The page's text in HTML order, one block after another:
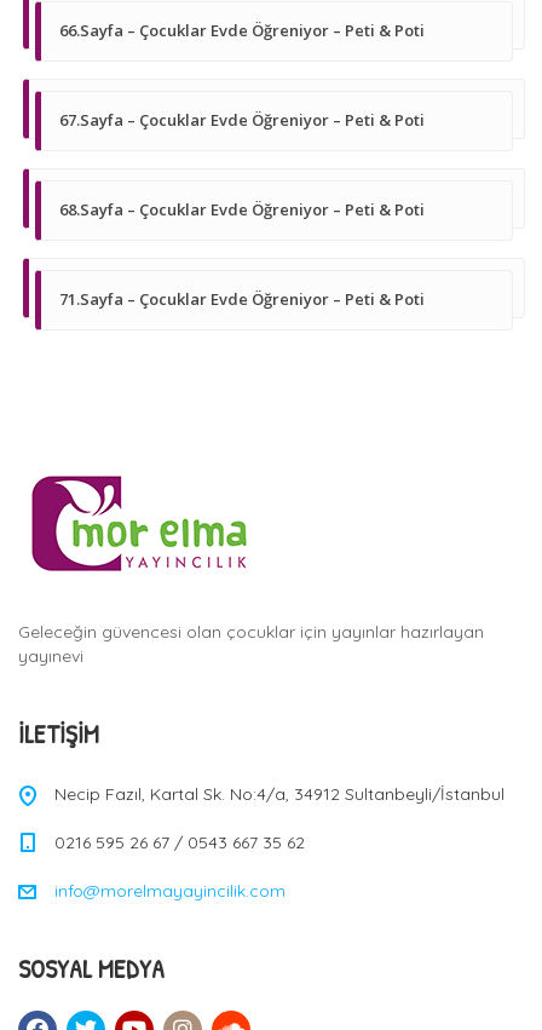
66.Sayfa – Çocuklar Evde Öğreniyor – Peti & Poti
67.Sayfa – Çocuklar Evde Öğreniyor – Peti & Poti
68.Sayfa – Çocuklar Evde Öğreniyor – Peti & Poti
71.Sayfa – Çocuklar Evde Öğreniyor – Peti & Poti
Geleceğin güvencesi olan çocuklar için yayınlar hazırlayan
yayınevi
İLETIŞIM
Necip Fazıl, Kartal Sk. No:4/a, 34912 Sultanbeyli/İstanbul
0216 595 26 67 / 0543 667 35 62
info@morelmayayincilik.com
SOSYAL MEDYA